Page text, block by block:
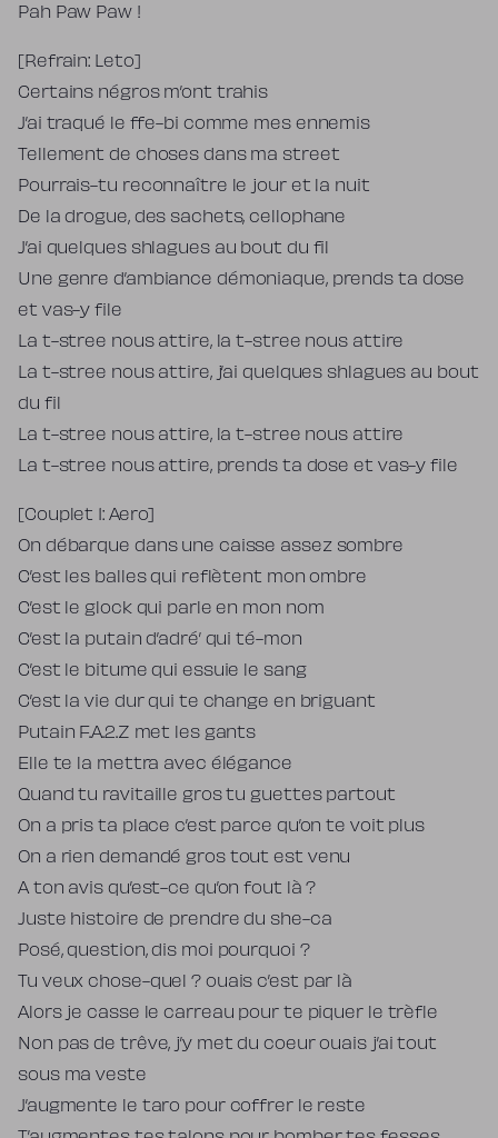
Pah Paw Paw !
[Refrain: Leto]
Certains négros m’ont trahis
J’ai traqué le ffe-bi comme mes ennemis
Tellement de choses dans ma street
Pourrais-tu reconnaître le jour et la nuit
De la drogue, des sachets, cellophane
J’ai quelques shlagues au bout du fil
Une genre d’ambiance démoniaque, prends ta dose
et vas-y file
La t-stree nous attire, la t-stree nous attire
La t-stree nous attire, j’ai quelques shlagues au bout
du fil
La t-stree nous attire, la t-stree nous attire
La t-stree nous attire, prends ta dose et vas-y file
[Couplet 1: Aero]
On débarque dans une caisse assez sombre
C’est les balles qui reflètent mon ombre
C’est le glock qui parle en mon nom
C’est la putain d’adré’ qui té-mon
C’est le bitume qui essuie le sang
C’est la vie dur qui te change en briguant
Putain F.A.2.Z met les gants
Elle te la mettra avec élégance
Quand tu ravitaille gros tu guettes partout
On a pris ta place c’est parce qu’on te voit plus
On a rien demandé gros tout est venu
A ton avis qu’est-ce qu’on fout là ?
Juste histoire de prendre du she-ca
Posé, question, dis moi pourquoi ?
Tu veux chose-quel ? ouais c’est par là
Alors je casse le carreau pour te piquer le trèfle
Non pas de trêve, j’y met du coeur ouais j’ai tout
sous ma veste
J’augmente le taro pour coffrer le reste